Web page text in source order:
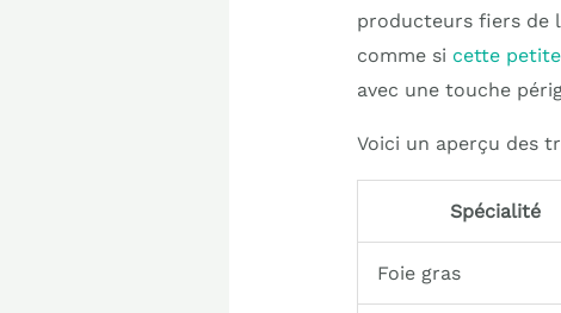
producteurs fiers de
comme si cette
avec une touche
Voici un aperçu des
Spécialité
Foie gras